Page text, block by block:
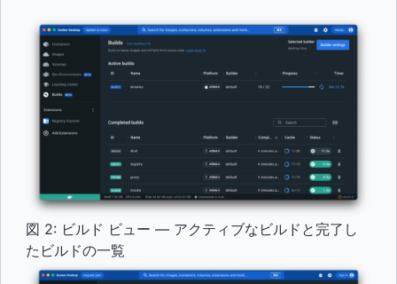
図 2: ビルド ビュー — アクティブなビルドと完了し
たビルドの一覧